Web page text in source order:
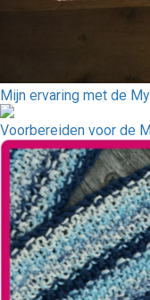
Mijn ervaring met de
Voorbereiden voor de